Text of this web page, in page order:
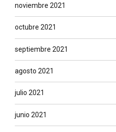
noviembre 2021
octubre 2021
septiembre 2021
agosto 2021
julio 2021
junio 2021